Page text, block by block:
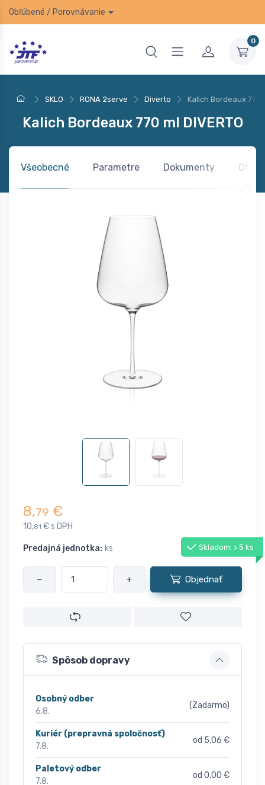
Obľúbené / Porovnávanie
0
SKLO RONA 2serve Diverto Kalich Bordeaux 770
Kalich Bordeaux 770 ml DIVERTO
Všeobecné Parametre Dokumenty
8,79 €
10,81 € s DPH
Predajná jednotka: ks Skladom: > 5 ks
− + Objednať
Spôsob dopravy
Osobný odber
6.8.
(Zadarmo)
Kuriér (prepravná spoločnosť)
7.8.
od 5,06 €
Paletový odber
7.8.
od 0,00 €